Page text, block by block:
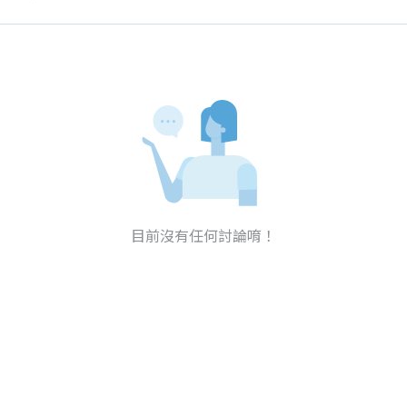
目前沒有任何討論唷！